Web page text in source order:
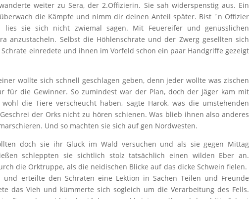
weiter zu Sera, der 2.Offizierin. Sie sah widerspenstig aus. Ein
die Kämpfe und nimm dir deinen Anteil später. Bist ´n Offizier
lies sie sich nicht zwiemal sagen. Mit Feuereifer und genüsslichen
anzustacheln. Selbst die Höhlenschrate und der Zwerg gesellten sich
einredete und ihnen im Vorfeld schon ein paar Handgriffe gezeigt
wollte sich schnell geschlagen geben, denn jeder wollte was zischen
für die Gewinner. So zumindest war der Plan, doch der Jäger kam mit
die Tiere verscheucht haben, sagte Harok, was die umstehenden
der Orks nicht zu hören schienen. Was blieb ihnen also anderes
Und so machten sie sich auf gen Nordwesten.
doch sie ihr Glück im Wald versuchen und als sie gegen Mittag
schleppten sie sichtlich stolz tatsächlich einen wilden Eber an.
die Orktruppe, als die neidischen Blicke auf das dicke Schwein fielen.
erteilte den Schraten eine Lektion in Sachen Teilen und Freunde
das Vieh und kümmerte sich sogleich um die Verarbeitung des Fells.